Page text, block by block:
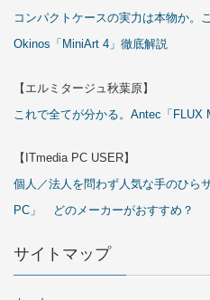
コンパクトケースの実力は本物か。
Okinos「MiniArt 4」徹底解説
【エルミタージュ秋葉原】
これで全てが分かる。Antec「FLUX
【ITmedia PC USER】
個人／法人を問わず人気な手のひら
PC」 どのメーカーがおすすめ？
サイトマップ